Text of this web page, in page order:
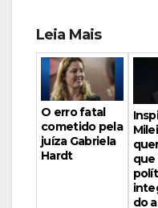
Leia Mais
O erro fatal
cometido pela
juíza Gabriela
Hardt
que
do